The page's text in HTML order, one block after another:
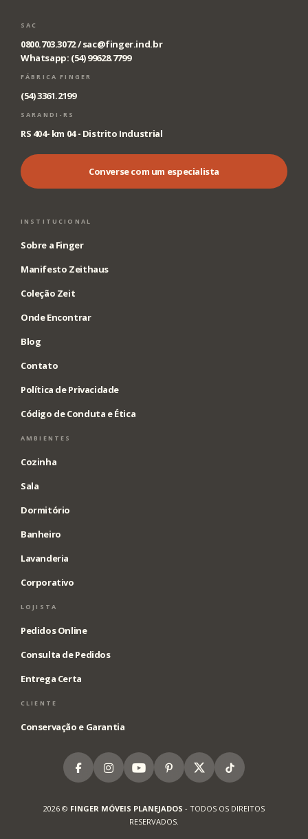
SAC
0800.703.3072 /sac@finger.ind.br
Whatsapp: (54) 99628.7799
FÁBRICA FINGER
(54) 3361.2199
SARANDI-RS
RS 404- km 04 - Distrito Industrial
Converse com um especialista
INSTITUCIONAL
Sobre a Finger
Manifesto Zeithaus
Coleção Zeit
Onde Encontrar
Blog
Contato
Política de Privacidade
Código de Conduta e Ética
AMBIENTES
Cozinha
Sala
Dormitório
Banheiro
Lavanderia
Corporativo
LOJISTA
Pedidos Online
Consulta de Pedidos
Entrega Certa
CLIENTE
Conservação e Garantia
FacebookInstagramYoutubePinterest
X Tiktok
2026 © FINGER MÓVEIS PLANEJADOS - TODOS OS DIREITOS
RESERVADOS.